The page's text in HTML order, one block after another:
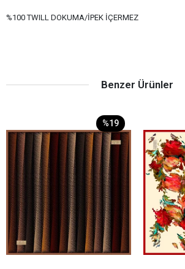
%100 TWILL DOKUMA/İPEK İÇERMEZ
Benzer Ürünler
%19